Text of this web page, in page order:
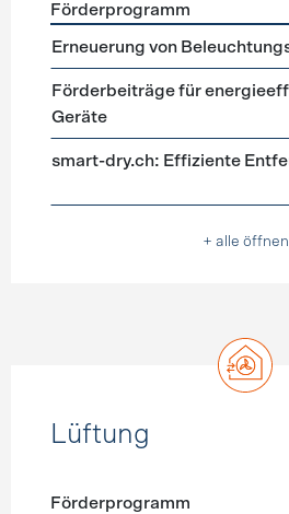
Förderprogramme Geräte,
Förderprogramm
Erneuerung von
Förderbeiträge für
Geräte
smart-dry.ch: Effiziente
+ alle öffnen
Lüftung
Förderprogramm